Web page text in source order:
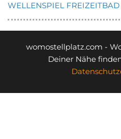
WELLENSPIEL FREIZEITBAD
womostellplatz.com -
Deiner Nähe